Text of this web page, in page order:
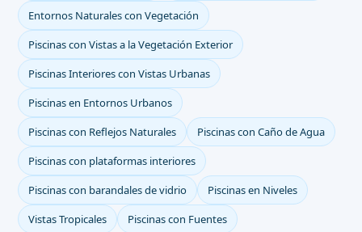
Entornos Naturales con Vegetación
Piscinas con Vistas a la Vegetación Exterior
Piscinas Interiores con Vistas Urbanas
Piscinas en Entornos Urbanos
Piscinas con Reflejos Naturales
Piscinas con Caño de Agua
Piscinas con plataformas interiores
Piscinas con barandales de vidrio
Piscinas en Niveles
Vistas Tropicales
Piscinas con Fuentes